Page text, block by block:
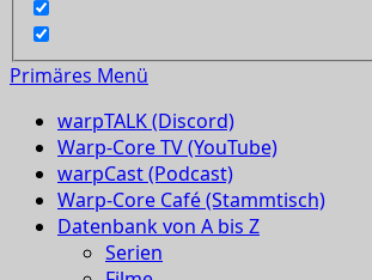
Primäres Menü
warpTALK (Discord)
Warp-Core TV (YouTube)
warpCast (Podcast)
Warp-Core Café (Stammtisch)
Datenbank von A bis Z
Serien